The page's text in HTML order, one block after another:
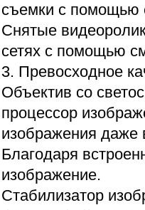
съемки с помощью
Снятые
сетях с помощью
3. Превосходное
Объектив со
процессор
изображения даже
Благодаря
изображение.
Стабилизатор